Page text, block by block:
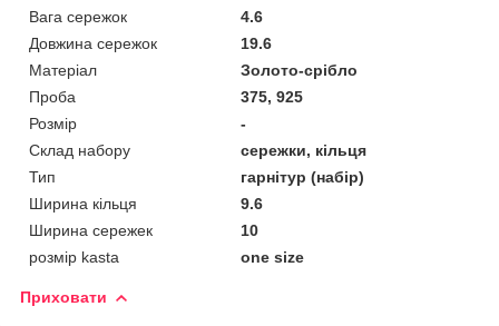
Вага сережок
4.6
Довжина сережок
19.6
Матеріал
Золото-срібло
Проба
375, 925
Розмір
-
Склад набору
сережки, кільця
Тип
гарнітур (набір)
Ширина кільця
9.6
Ширина сережек
10
розмір kasta
one size
Приховати